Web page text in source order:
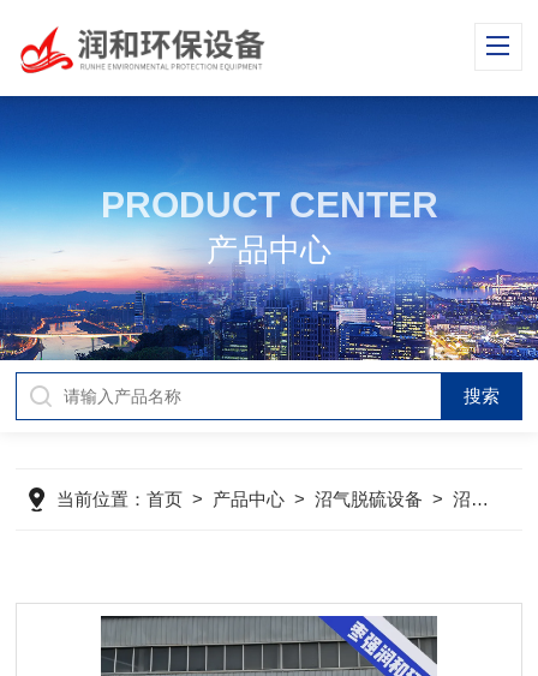
PRODUCT CENTER
产品中心
当前位置：首页 > 产品中心 >沼气脱硫设备 >沼气脱硫塔